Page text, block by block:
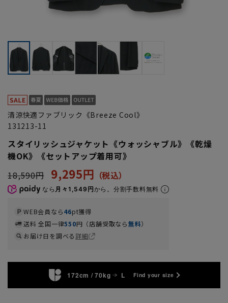
清涼快適ファブリック《Breeze Cool》
131213-11
スタイリッシュジャケット《ウォッシャブル》《乾燥
機OK》《セットアップ着用可》
18,590円
9,295円
なら 月々1,549円から。分割手数料無料
WEB会員なら46pt獲得
送料 全国一律550円（店舗受取なら無料）
お届け日を調べる詳細
172cm / 70kg L Find your size